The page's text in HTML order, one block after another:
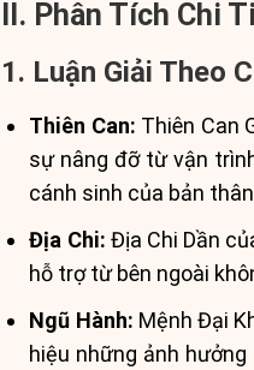
II. Phân Tích Chi
1. Luận Giải Theo
Thiên Can: Thiên Can
sự nâng đỡ từ vận
cánh sinh của bản
Địa Chi: Địa Chi Dần
hỗ trợ từ bên ngoài
Ngũ Hành: Mệnh Đại
hiệu những ảnh